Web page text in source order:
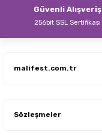
Güvenli Alışveriş
256bit SSL Sertifikası
malifest.com.tr
Sözleşmeler